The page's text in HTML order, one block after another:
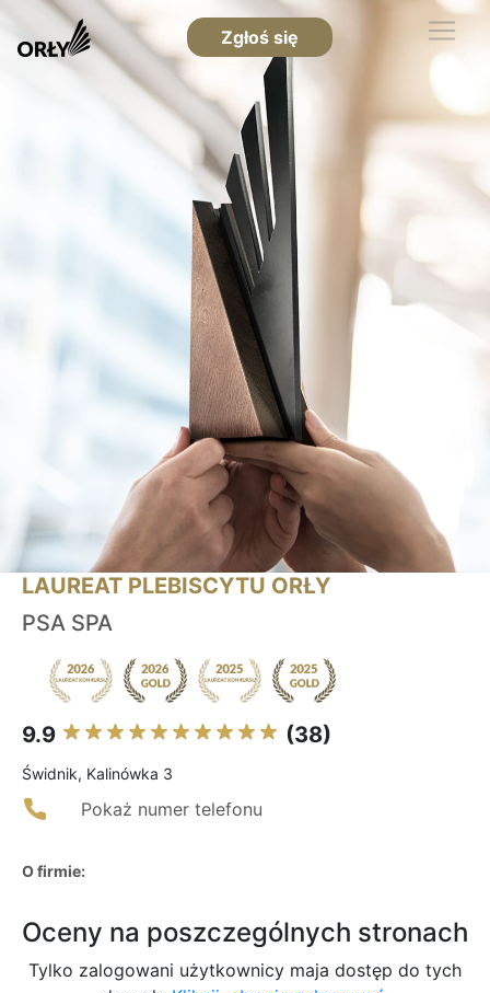
Zgłoś się
LAUREAT PLEBISCYTU ORŁY
PSA SPA
9.9 (38)
Świdnik, Kalinówka 3
Pokaż numer telefonu
O firmie:
Oceny na poszczególnych stronach
Tylko zalogowani użytkownicy maja dostęp do tych